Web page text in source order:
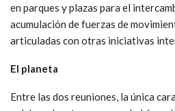
en parques y plazas para el
acumulación de fuerzas de
articuladas con otras iniciativas
El planeta
Entre las dos reuniones, la única